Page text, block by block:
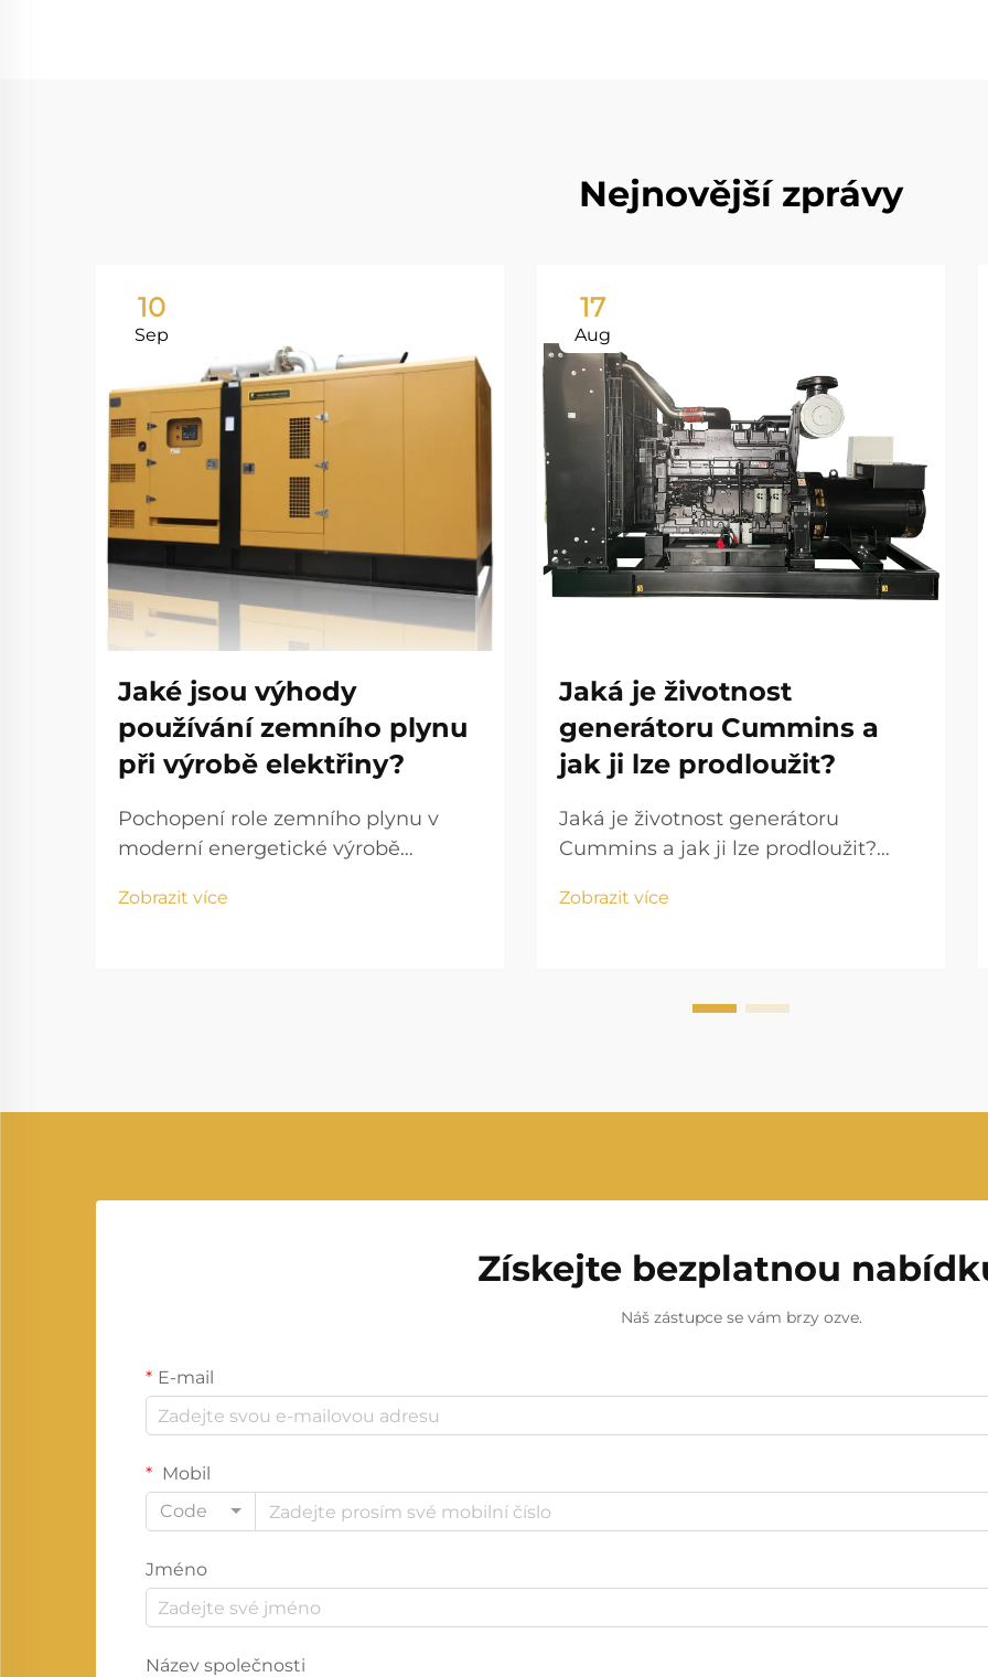
Nejnovější zprávy
10
Sep
Jaké jsou výhody
používání zemního plynu
při výrobě elektřiny?
Pochopení role zemního plynu v
moderní energetické výrobě
a výroba elektrické energie ze
Zobrazit více
17
Aug
Jaká je životnost
generátoru Cummins a
jak ji lze prodloužit?
Jaká je životnost generátoru
Cummins a jak ji lze prodloužit?
moderním životě, zajišťuje
Zobrazit více
Získejte bezplatnou
Náš zástupce se vám brzy ozve.
E-mail
Mobil
Code
Jméno
Název společnosti